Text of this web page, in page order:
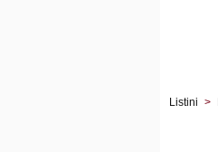
Listini >